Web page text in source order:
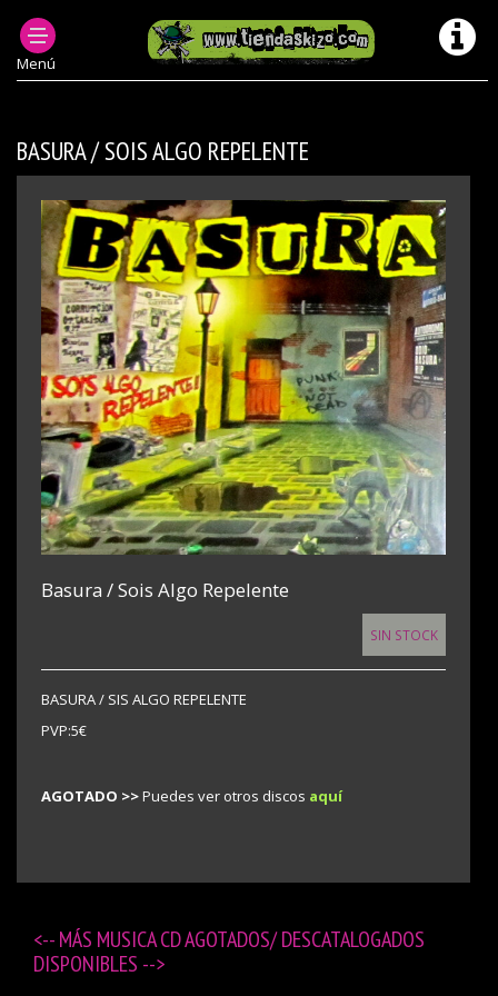
Menú
PRODUCTOS DESCATALOGADOS
MUSICA CD AGOTADOS/ DESCATALOGADOS
BASURA / SOIS ALGO REPELENTE
Basura / Sois Algo Repelente
SIN STOCK
BASURA / SIS ALGO REPELENTE
PVP:5€
AGOTADO >>Puedes ver otros discos aquí
<-- MÁS MUSICA CD AGOTADOS/ DESCATALOGADOS
DISPONIBLES -->